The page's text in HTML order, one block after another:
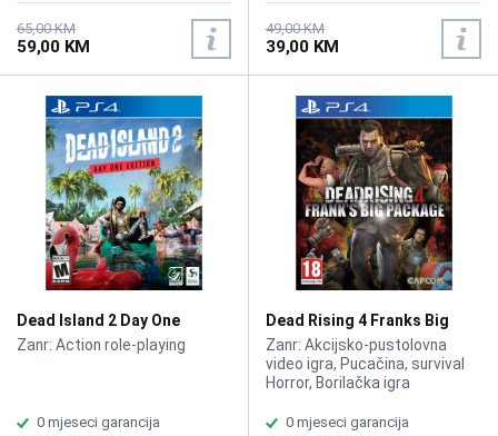
65,00 KM
59,00 KM
49,00 KM
39,00 KM
Dead Island 2 Day One
Edition /PS4
Zanr: Action role-playing
0 mjeseci garancija
Dead Rising 4 Franks Big
Package /PS4
Zanr: Akcijsko-pustolovna
video igra, Pucačina, survival
Horror, Borilačka igra
0 mjeseci garancija